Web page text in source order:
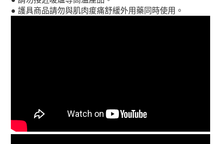
● 護具商品請勿與肌肉痠痛舒緩外用藥同時使用。